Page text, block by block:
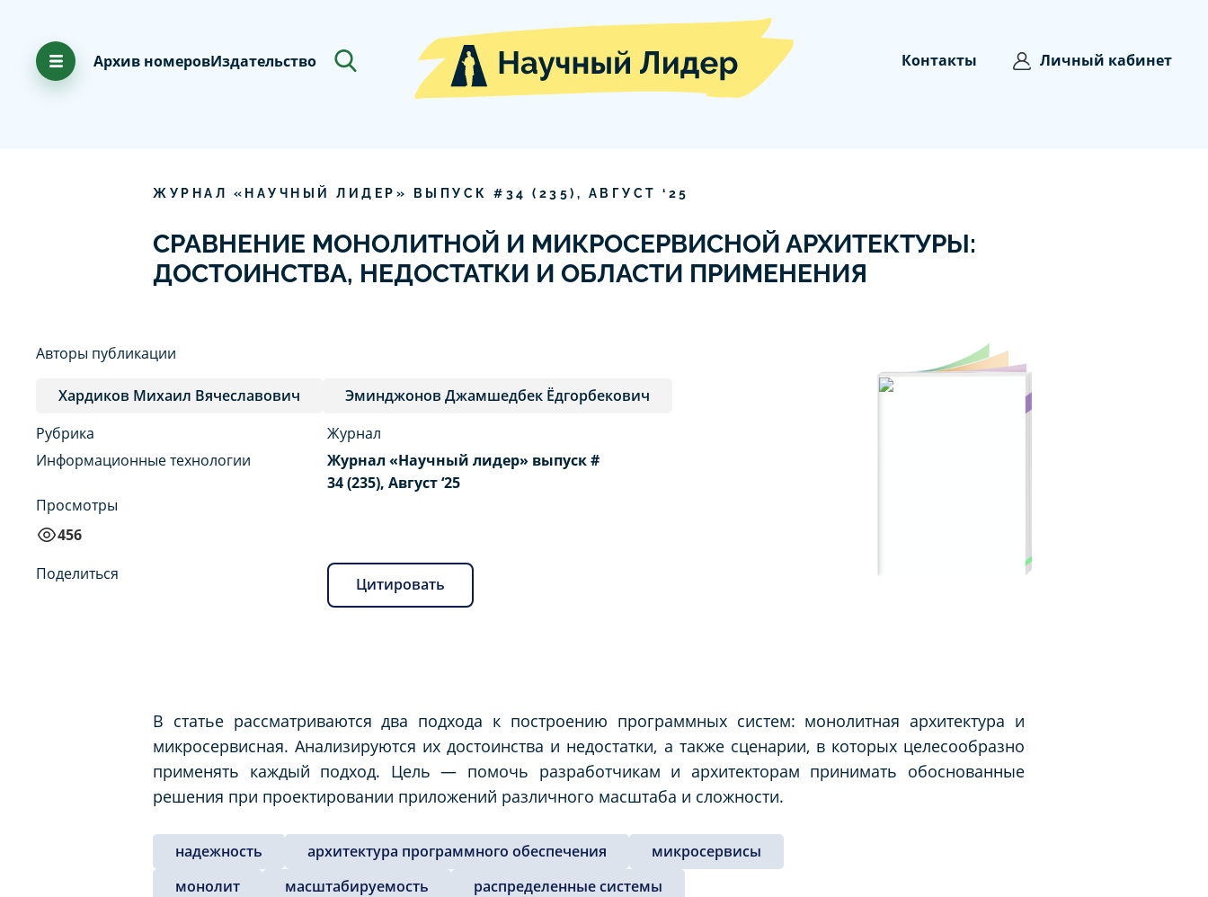
Архив номеровИздательство Контакты Личный кабинет
ЖУРНАЛ «НАУЧНЫЙ ЛИДЕР» ВЫПУСК # 34 ( 235), АВГУСТ ‘ 25
СРАВНЕНИЕ МОНОЛИТНОЙ И МИКРОСЕРВИСНОЙ АРХИТЕКТУРЫ:
ДОСТОИНСТВА, НЕДОСТАТКИ И ОБЛАСТИ ПРИМЕНЕНИЯ
Авторы публикации
Хардиков Михаил Вячеславович
Эминджонов Джамшедбек Ёдгорбекович
Рубрика
Информационные технологии
Просмотры
456
Журнал
Журнал «Научный лидер» выпуск #
34 (235), Август ‘25
Поделиться
Цитировать
В статье рассматриваются два подхода к построению программных систем: монолитная архитектура и
микросервисная. Анализируются их достоинства и недостатки, а также сценарии, в которых целесообразно
применять каждый подход. Цель — помочь разработчикам и архитекторам принимать обоснованные
решения при проектировании приложений различного масштаба и сложности.
надежность архитектура программного обеспечения
микросервисы
монолит
масштабируемость
распределенные системы